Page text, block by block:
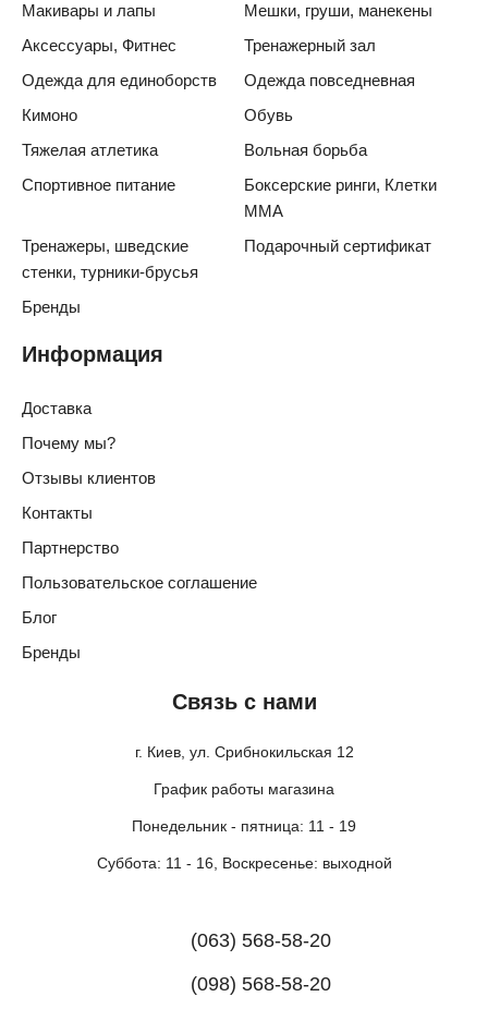
Связь с нами
г. Киев, ул. Срибнокильская 12
График работы магазина
Понедельник - пятница: 11 - 19
Суббота: 11 - 16, Воскресенье: выходной
(063) 568-58-20
(098) 568-58-20
Макивары и лапы
Мешки, груши, манекены
Аксессуары, Фитнес
Тренажерный зал
Одежда для единоборств
Одежда повседневная
Кимоно
Обувь
Тяжелая атлетика
Вольная борьба
Спортивное питание
Боксерские ринги, Клетки
ММА
Тренажеры, шведские
стенки, турники-брусья
Подарочный сертификат
Бренды
Информация
Доставка
Почему мы?
Отзывы клиентов
Контакты
Партнерство
Пользовательское соглашение
Блог
Бренды